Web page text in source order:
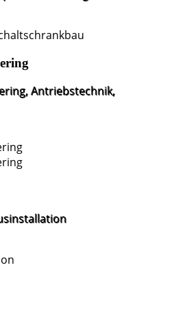
Antriebstechnik,